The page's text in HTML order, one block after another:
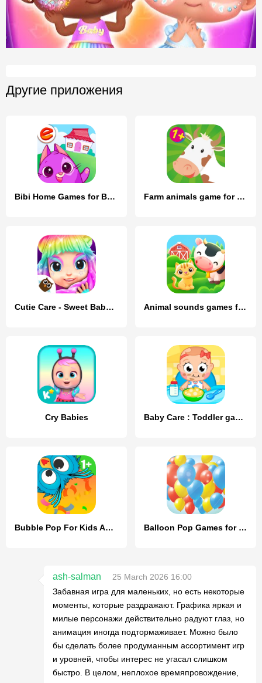
Другие приложения
Bibi Home Games for Babies Farm animals game for babies
Cutie Care - Sweet Babysitter Animal sounds games for babies
Cry Babies Baby Care : Toddler games
Bubble Pop For Kids And Babies Balloon Pop Games for Babies
ash-salman
25 March 2026 16:00
Забавная игра для маленьких, но есть некоторые
моменты, которые раздражают. Графика яркая и
милые персонажи действительно радуют глаз, но
анимация иногда подтормаживает. Можно было
бы сделать более продуманным ассортимент игр
и уровней, чтобы интерес не угасал слишком
быстро. В целом, неплохое времяпровождение,